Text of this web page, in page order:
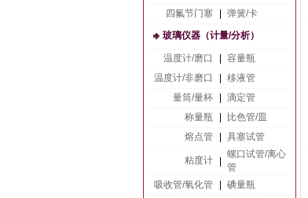
四氟节门塞
弹簧/卡
玻璃仪器（计量/分析）
温度计/磨口
容量瓶
温度计/非磨口
移液管
量筒/量杯
滴定管
称量瓶
比色管/皿
熔点管
具塞试管
粘度计
螺口试管/离心
管
吸收管/氧化管
碘量瓶